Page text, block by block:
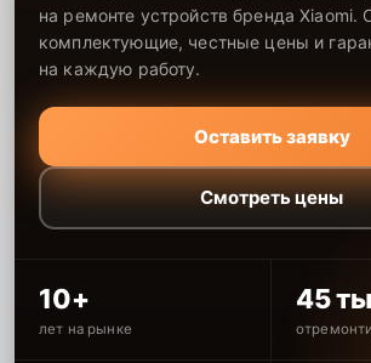
на ремонте устройств бренда Xiaomi.
комплектующие, честные цены и
на каждую работу.
Оставить заявку
Смотреть цены
10+
лет на рынке
45